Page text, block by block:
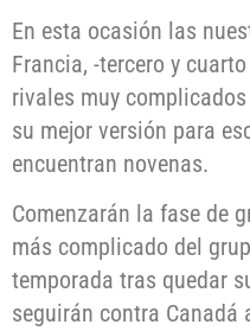
En esta ocasión las
Francia, -tercero y
rivales muy
su mejor versión para
encuentran novenas.
Comenzarán la fase de
más complicado del
temporada tras quedar
seguirán contra